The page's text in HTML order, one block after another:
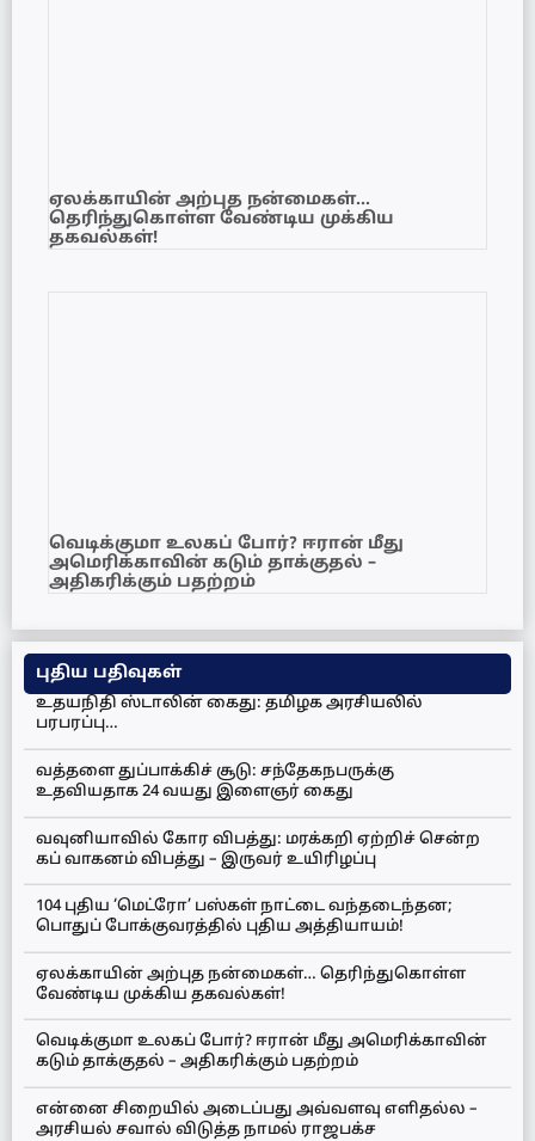
ஏலக்காயின் அற்புத நன்மைகள்…
தெரிந்துகொள்ள வேண்டிய முக்கிய
தகவல்கள்!
வெடிக்குமா உலகப் போர்? ஈரான் மீது
அமெரிக்காவின் கடும் தாக்குதல் –
அதிகரிக்கும் பதற்றம்
புதிய பதிவுகள்
உதயநிதி ஸ்டாலின் கைது: தமிழக அரசியலில்
பரபரப்பு…
வத்தளை துப்பாக்கிச் சூடு: சந்தேகநபருக்கு
உதவியதாக 24 வயது இளைஞர் கைது
வவுனியாவில் கோர விபத்து: மரக்கறி ஏற்றிச் சென்ற
கப் வாகனம் விபத்து – இருவர் உயிரிழப்பு
104 புதிய ‘மெட்ரோ’ பஸ்கள் நாட்டை வந்தடைந்தன;
பொதுப் போக்குவரத்தில் புதிய அத்தியாயம்!
ஏலக்காயின் அற்புத நன்மைகள்… தெரிந்துகொள்ள
வேண்டிய முக்கிய தகவல்கள்!
வெடிக்குமா உலகப் போர்? ஈரான் மீது அமெரிக்காவின்
கடும் தாக்குதல் – அதிகரிக்கும் பதற்றம்
என்னை சிறையில் அடைப்பது அவ்வளவு எளிதல்ல –
அரசியல் சவால் விடுத்த நாமல் ராஜபக்ச